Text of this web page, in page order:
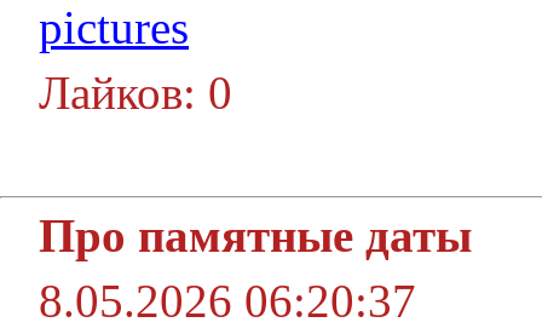
pictures
Лайков: 0
Про памятные даты
8.05.2026 06:20:37